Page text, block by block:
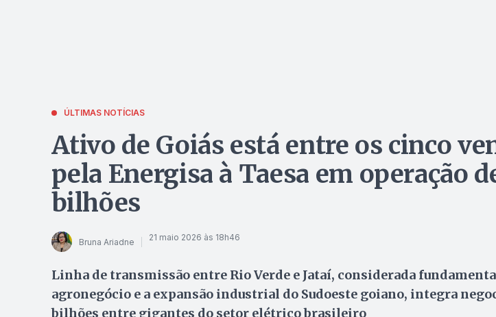
ÚLTIMAS NOTÍCIAS
Ativo de Goiás está entre os cinco
pela Energisa à Taesa em operação
bilhões
Bruna Ariadne 21 maio 2026 às 18h46
Linha de transmissão entre Rio Verde e Jataí, considerada
agronegócio e a expansão industrial do Sudoeste goiano, integra
bilhões entre gigantes do setor elétrico brasileiro